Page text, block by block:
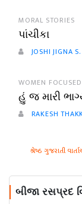
MORAL STORIES
પાંચીકા
JOSHI JIGNA S.
WOMEN FOCUSED
હું જ મારી
RAKESH
શ્રેષ્ઠ ગુજરાતી
બીજા રસપ્રદ